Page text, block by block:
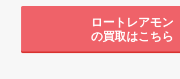
ロートレアモン
の買取はこちら